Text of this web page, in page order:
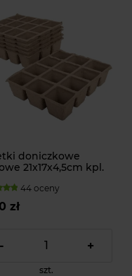
doniczkowe
21x17x4,5cm kpl.
44 oceny
zł
- +
szt.